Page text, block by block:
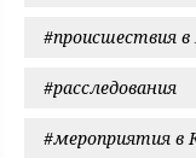
#происшествия
#расследования
#мероприятия в